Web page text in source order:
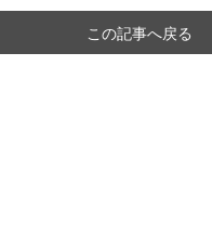
この記事へ戻る